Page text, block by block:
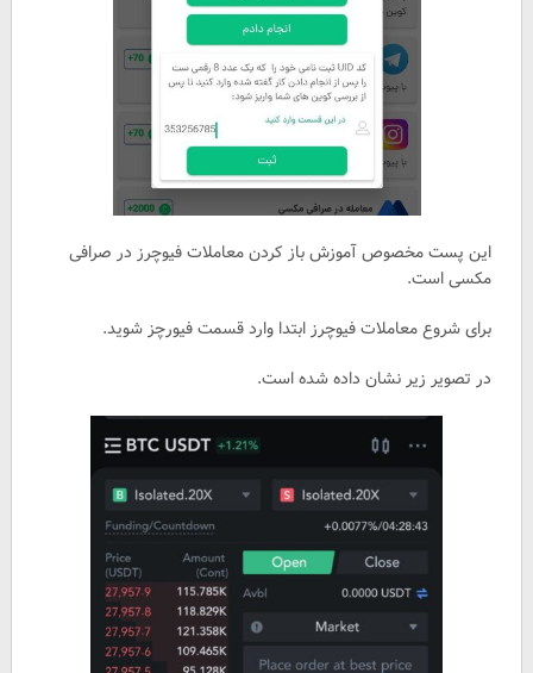
این پست مخصوص آموزش باز کردن معاملات فیوچرز در صرافی
مکسی است.
برای شروع معاملات فیوچرز ابتدا وارد قسمت فیورچز شوید.
در تصویر زیر نشان داده شده است.